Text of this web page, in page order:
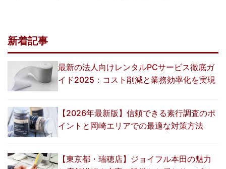
新着記事
最新の法人向けレンタルPCサービス徹底ガ
イド2025：コスト削減と業務効率化を実現
【2026年最新版】信頼できる素行調査のポ
イントと岡崎エリアでの最適な対策方法
【東京都・瑞穂店】ジョイフル本田の魅力